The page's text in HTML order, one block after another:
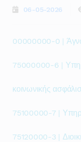
06-05-2026
00000000-0 |
75000000-6 |
κοινωνικής
75100000-7 |
75120000-3 |